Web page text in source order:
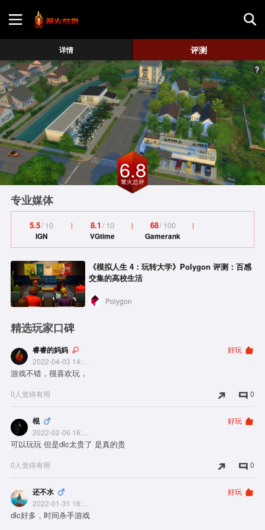
游戏评测
地图攻略
详情 评测
6.8
篝火总评
专业媒体
5.5/10
IGN
8.1 /10
VGtime
68/100
Gamerank
《模拟人生 4：玩转大学》Polygon 评测：百感
交集的高校生活
Polygon
精选玩家口碑
睿睿的妈妈
2022-04-03 14:12:44
好玩
游戏不错，很喜欢玩，
0人觉得有用 0
棍
2022-02-06 16:41:01
好玩
可以玩玩 但是dlc太贵了 是真的贵
0人觉得有用 0
还不水
2022-01-31 16:32:44
好玩
dlc好多，时间杀手游戏